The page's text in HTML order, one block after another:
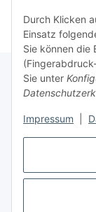
Durch Klicken
Einsatz
Sie können die
Sie unter
Impressum